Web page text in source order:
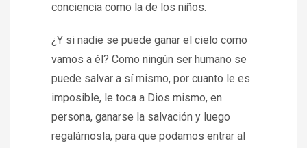
conciencia como la de los niños.
¿Y si nadie se puede ganar el cielo como
vamos a él? Como ningún ser humano se
puede salvar a sí mismo, por cuanto le es
imposible, le toca a Dios mismo, en
persona, ganarse la salvación y luego
regalárnosla, para que podamos entrar al